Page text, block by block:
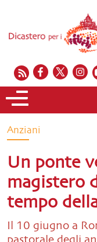
Anziani
Un ponte
magistero
tempo
Il 10 giugno a